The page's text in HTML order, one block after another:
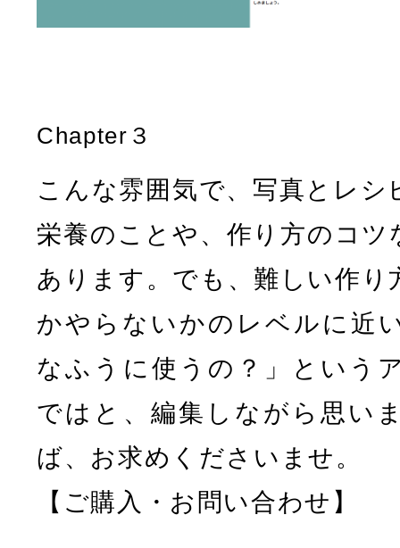
Chapter３
こんな雰囲気で、写真とレ
栄養のことや、作り方のコ
あります。でも、難しい作
かやらないかのレベルに近
なふうに使うの？」という
ではと、編集しながら思い
ば、お求めくださいませ。
【ご購入・お問い合わせ】